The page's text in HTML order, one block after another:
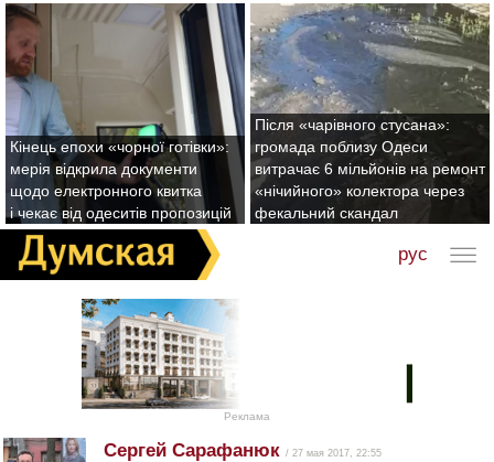
Кінець епохи «чорної готівки»:
мерія відкрила документи
щодо електронного квитка
і чекає від одеситів пропозицій
Після «чарівного стусана»:
громада поблизу Одеси
витрачає 6 мільйонів на ремонт
«нічийного» колектора через
фекальний скандал
рус
Реклама
Сергей Сарафанюк / 27 мая 2017, 22:55